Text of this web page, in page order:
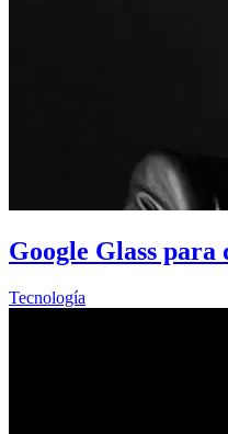
Google Glass para
Tecnología